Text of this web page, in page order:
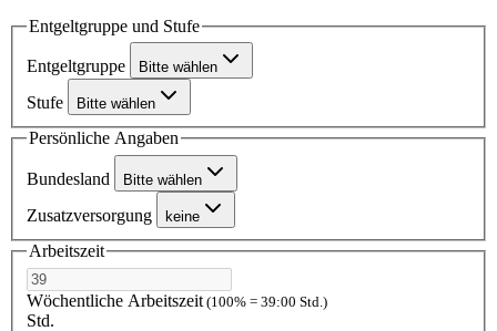
Entgeltgruppe und Stufe
Entgeltgruppe Bitte wählen
Stufe Bitte wählen
Persönliche Angaben
Bundesland Bitte wählen
Zusatzversorgung keine
Arbeitszeit
Wöchentliche Arbeitszeit (100% = 39:00 Std.)
Std.